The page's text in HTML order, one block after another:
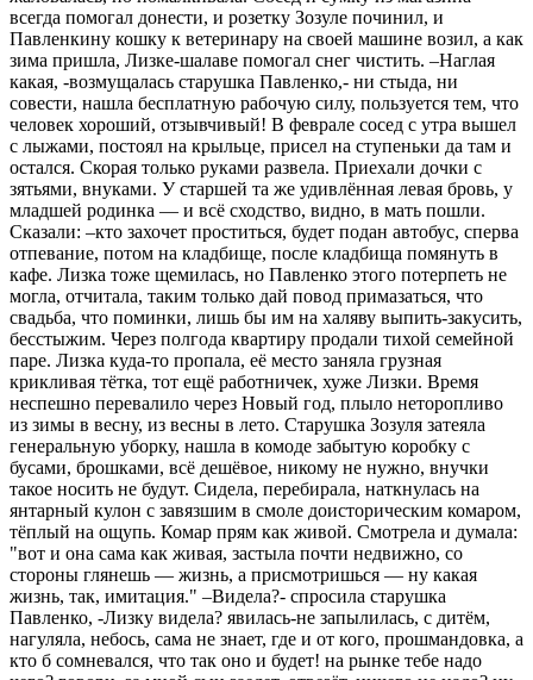
всегда помогал донести, и розетку Зозуле починил, и
Павленкину кошку к ветеринару на своей машине возил, а как
зима пришла, Лизке-шалаве помогал снег чистить. –Наглая
какая, -возмущалась старушка Павленко,- ни стыда, ни
совести, нашла бесплатную рабочую силу, пользуется тем, что
человек хороший, отзывчивый! В феврале сосед с утра вышел
с лыжами, постоял на крыльце, присел на ступеньки да там и
остался. Скорая только руками развела. Приехали дочки с
зятьями, внуками. У старшей та же удивлённая левая бровь, у
младшей родинка — и всё сходство, видно, в мать пошли.
Сказали: –кто захочет проститься, будет подан автобус, сперва
отпевание, потом на кладбище, после кладбища помянуть в
кафе. Лизка тоже щемилась, но Павленко этого потерпеть не
могла, отчитала, таким только дай повод примазаться, что
свадьба, что поминки, лишь бы им на халяву выпить-закусить,
бесстыжим. Через полгода квартиру продали тихой семейной
паре. Лизка куда-то пропала, её место заняла грузная
крикливая тётка, тот ещё работничек, хуже Лизки. Время
неспешно перевалило через Новый год, плыло неторопливо
из зимы в весну, из весны в лето. Старушка Зозуля затеяла
генеральную уборку, нашла в комоде забытую коробку с
бусами, брошками, всё дешёвое, никому не нужно, внучки
такое носить не будут. Сидела, перебирала, наткнулась на
янтарный кулон с завязшим в смоле доисторическим комаром,
тёплый на ощупь. Комар прям как живой. Смотрела и думала:
"вот и она сама как живая, застыла почти недвижно, со
стороны глянешь — жизнь, а присмотришься — ну какая
жизнь, так, имитация." –Видела?- спросила старушка
Павленко, -Лизку видела? явилась-не запылилась, с дитём,
нагуляла, небось, сама не знает, где и от кого, прошмандовка, а
кто б сомневался, что так оно и будет! на рынке тебе надо